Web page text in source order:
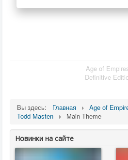
Age of
Definitive
Вы здесь: Главная
Age of
Todd Masten
Main Theme
Новинки на сайте